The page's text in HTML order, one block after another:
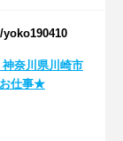
yoko190410
神奈川県川崎市
お仕事★